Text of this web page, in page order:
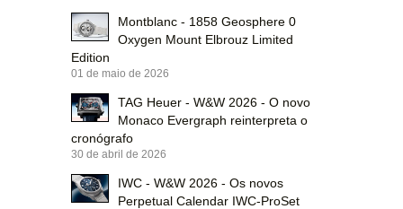
Montblanc - 1858 Geosphere 0
Oxygen Mount Elbrouz Limited
Edition
01 de maio de 2026
TAG Heuer - W&W 2026 - O novo
Monaco Evergraph reinterpreta o
cronógrafo
30 de abril de 2026
IWC - W&W 2026 - Os novos
Perpetual Calendar IWC-ProSet